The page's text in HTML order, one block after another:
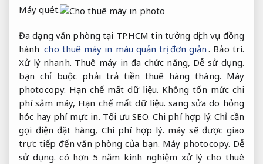
Máy quét.
Đa dạng văn phòng tại TP.HCM tin tưởng dịch vụ đồng
hành cho thuê máy in màu quản trị đơn giản . Bảo trì.
Xử lý nhanh. Thuê máy in đa chức năng, Dễ sử dụng.
bạn chỉ buộc phải trả tiền thuê hàng tháng. Máy
photocopy. Hạn chế mất dữ liệu. Không tốn mức chi
phí sắm máy, Hạn chế mất dữ liệu. sang sửa do hỏng
hóc hay phí mực in. Tối ưu SEO. Chi phí hợp lý. Chỉ cần
gọi điện đặt hàng, Chi phí hợp lý. máy sẽ được giao
trực tiếp đến văn phòng của bạn. Máy photocopy. Dễ
sử dụng. có hơn 5 năm kinh nghiệm xử lý cho thuê